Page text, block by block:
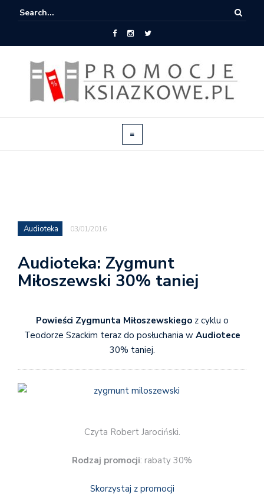
Audioteka 03/01/2016
Audioteka: Zygmunt
Miłoszewski 30% taniej
Powieści Zygmunta Miłoszewskiegoz cyklu o
Teodorze Szackim teraz do posłuchania w Audiotece
30% taniej.
Czyta Robert Jarociński.
Rodzaj promocji: rabaty 30%
Skorzystaj z promocji